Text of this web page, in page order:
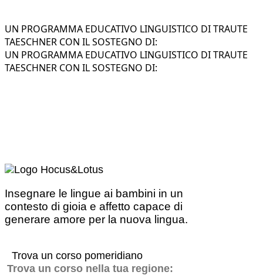
UN PROGRAMMA EDUCATIVO LINGUISTICO DI TRAUTE
TAESCHNER CON IL SOSTEGNO DI:
UN PROGRAMMA EDUCATIVO LINGUISTICO DI TRAUTE
TAESCHNER CON IL SOSTEGNO DI:
Insegnare le lingue ai bambini in un
contesto di gioia e affetto capace di
generare amore per la nuova lingua.
Trova un corso pomeridiano
Trova un corso nella tua regione: